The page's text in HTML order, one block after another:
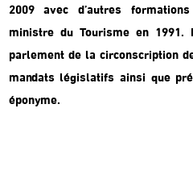
2009 avec d’autres
ministre du Tourisme en
parlement de la circonscription
mandats législatifs ainsi que
éponyme.